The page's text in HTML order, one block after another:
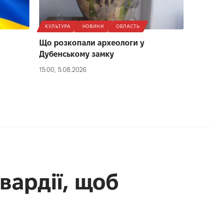
КУЛЬТУРА НОВИНИ ОБЛАСТЬ
Що розкопали археологи у
Дубенському замку
15:00, 5.08.2026
щоб